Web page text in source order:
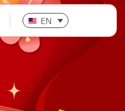
EN